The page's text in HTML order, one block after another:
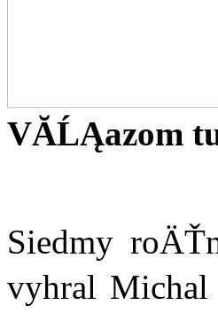
VĂ­ĹĄazom
Siedmy
vyhral Michal